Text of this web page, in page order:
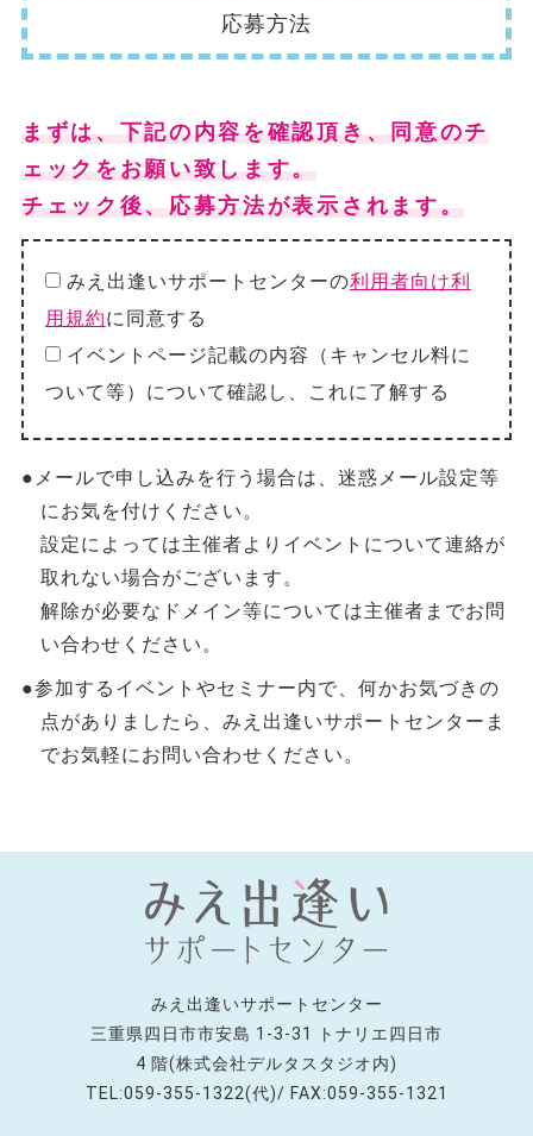
応募方法
まずは、下記の内容を確認頂き、同意のチ
ェックをお願い致します。
チェック後、応募方法が表示されます。
みえ出逢いサポートセンターの利用者向け利
用規約に同意する
イベントページ記載の内容（キャンセル料に
ついて等）について確認し、これに了解する
●メールで申し込みを行う場合は、迷惑メール設定等
にお気を付けください。
設定によっては主催者よりイベントについて連絡が
取れない場合がございます。
解除が必要なドメイン等については主催者までお問
い合わせください。
●参加するイベントやセミナー内で、何かお気づきの
点がありましたら、みえ出逢いサポートセンターま
でお気軽にお問い合わせください。
みえ出逢いサポートセンター
三重県四日市市安島 1-3-31 トナリエ四日市
4 階(株式会社デルタスタジオ内)
TEL:059-355-1322(代)/ FAX:059-355-1321